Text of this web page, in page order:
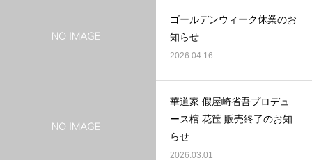
ゴールデンウィーク休業のお
知らせ
2026.04.16
華道家 假屋崎省吾プロデュ
ース棺 花筺 販売終了のお知
らせ
2026.03.01